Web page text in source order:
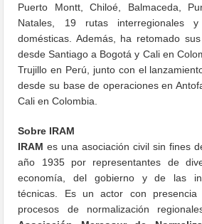
Puerto Montt, Chiloé, Balmaceda,
Natales, 19 rutas
domésticas. Además, ha retomado
desde Santiago a Bogotá y Cali en
Trujillo en Perú, junto con el
desde su base de operaciones en
Cali en Colombia.
Sobre IRAM
IRAM es una asociación civil sin fines
año 1935 por representantes de
economía, del gobierno y de las
técnicas. Es un actor con presencia
procesos de normalización